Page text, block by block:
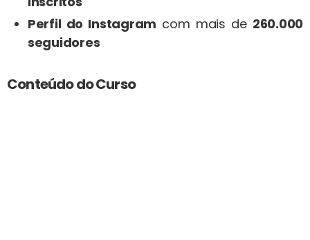
Perfil do Instagram com mais de 260.000
seguidores
Conteúdo do Curso